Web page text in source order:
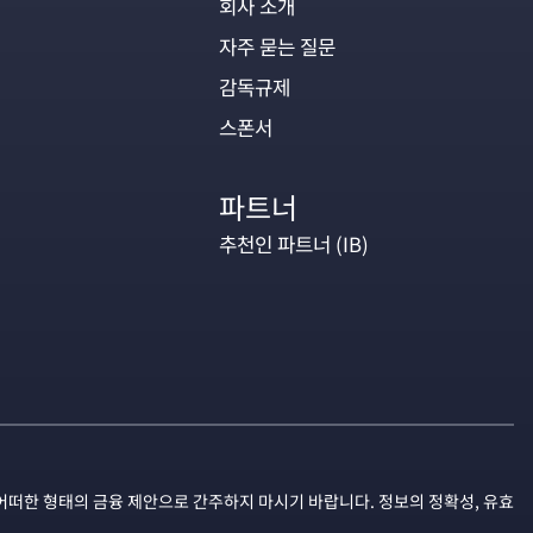
회사 소개
자주 묻는 질문
감독규제
스폰서
파트너
추천인 파트너 (IB)
한 형태의 금융 제안으로 간주하지 마시기 바랍니다. 정보의 정확성, 유효